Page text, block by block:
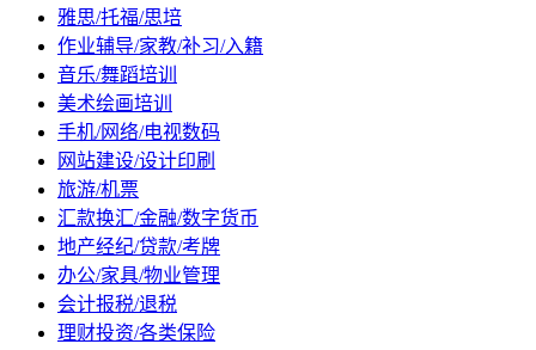
雅思/托福/思培
作业辅导/家教/补习/入籍
音乐/舞蹈培训
美术绘画培训
手机/网络/电视数码
网站建设/设计印刷
旅游/机票
汇款换汇/金融/数字货币
地产经纪/贷款/考牌
办公/家具/物业管理
会计报税/退税
理财投资/各类保险